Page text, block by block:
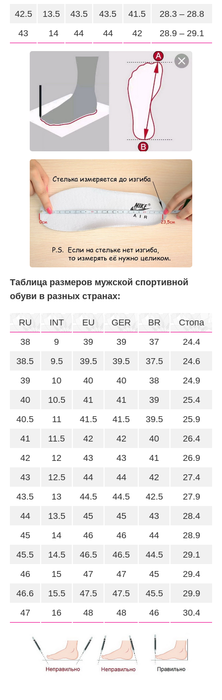
42.5
13.5 43.5 43.5 41.5
28.3 – 28.8
43
14 44 44 42 28.9 – 29.1
Таблица размеров мужской спортивной
обуви в разных странах:
RU INT EU GER BR
Стопа
38
9 39 39 37
24.4
38.5
9.5 39.5 39.5 37.5
24.6
39
10 40 40 38
24.9
40
10.5 41 41 39
25.4
40.5
11 41.5 41.5 39.5
25.9
41
11.5 42 42 40
26.4
42
12 43 43 41
26.9
43
12.5 44 44 42
27.4
43.5
13 44.5 44.5 42.5
27.9
44
13.5 45 45 43
28.4
45
14 46 46 44
28.9
45.5
14.5 46.5 46.5 44.5
29.1
46
15 47 47 45
29.4
46.6
15.5 47.5 47.5 45.5
29.9
47
16 48 48 46 30.4